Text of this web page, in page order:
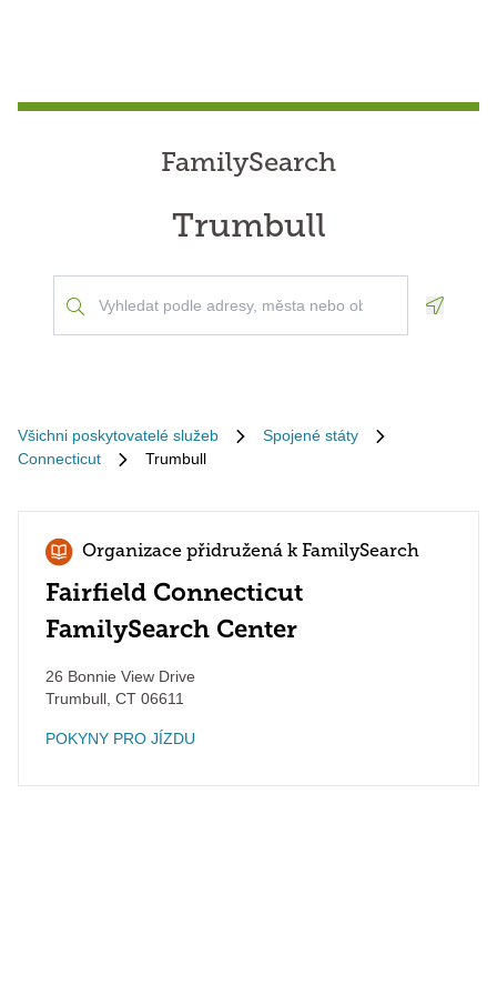
FamilySearch
Trumbull
Všichni poskytovatelé služeb
Spojené státy
Connecticut
Trumbull
Organizace přidružená k FamilySearch
Fairfield Connecticut
FamilySearch Center
26 Bonnie View Drive
Trumbull CT 06611
POKYNY PRO JÍZDU